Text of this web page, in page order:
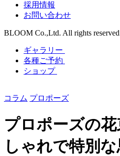
採用情報
お問い合わせ
BLOOM Co.,Ltd. All rights
ギャラリー
各種ご予約
ショップ
コラム プロポーズ
プロポーズの
しゃれで特別